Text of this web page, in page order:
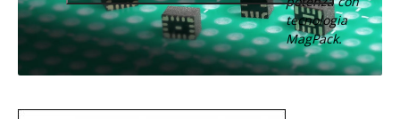
tecnologia
MagPack.